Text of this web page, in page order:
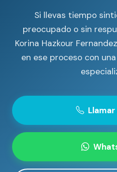
Si llevas tiempo
preocupado o sin
Korina Hazkour
en ese proceso con